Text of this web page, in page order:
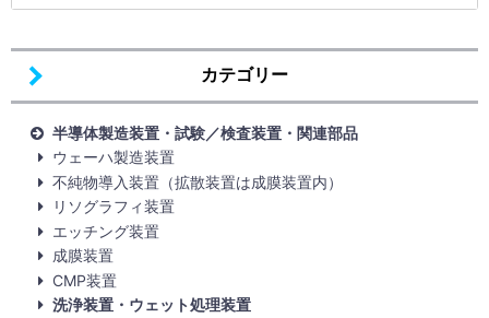
カテゴリー
半導体製造装置・試験／検査装置・関連部品
ウェーハ製造装置
不純物導入装置（拡散装置は成膜装置内）
リソグラフィ装置
エッチング装置
成膜装置
CMP装置
洗浄装置・ウェット処理装置